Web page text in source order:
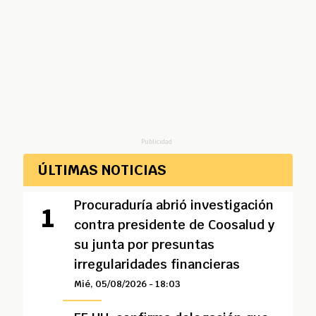
Publicidad
ÚLTIMAS NOTICIAS
Procuraduría abrió investigación
contra presidente de Coosalud y
su junta por presuntas
irregularidades financieras
Mié, 05/08/2026 - 18:03